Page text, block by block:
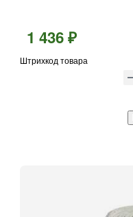
1 436 ₽
Штрихкод товара